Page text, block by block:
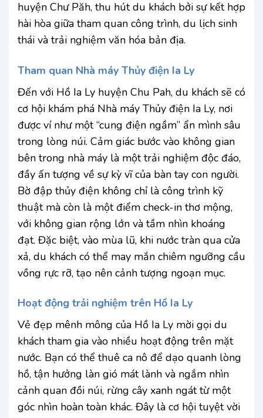
huyện Chư Păh, thu hút du khách bởi sự kết hợp
hài hòa giữa tham quan công trình, du lịch sinh
thái và trải nghiệm văn hóa bản địa.
Tham quan Nhà máy Thủy điện Ia Ly
Đến với Hồ Ia Ly huyện Chu Pah, du khách sẽ có
cơ hội khám phá Nhà máy Thủy điện Ia Ly, nơi
được ví như một “cung điện ngầm” ẩn mình sâu
trong lòng núi. Cảm giác bước vào không gian
bên trong nhà máy là một trải nghiệm độc đáo,
đầy ấn tượng về sự kỳ vĩ của bàn tay con người.
Bờ đập thủy điện không chỉ là công trình kỹ
thuật mà còn là một điểm check-in thơ mộng,
với không gian rộng lớn và tầm nhìn khoáng
đạt. Đặc biệt, vào mùa lũ, khi nước tràn qua cửa
xả, du khách có thể may mắn chiêm ngưỡng cầu
vồng rực rỡ, tạo nên cảnh tượng ngoạn mục.
Hoạt động trải nghiệm trên Hồ Ia Ly
Vẻ đẹp mênh mông của Hồ Ia Ly mời gọi du
khách tham gia vào nhiều hoạt động trên mặt
nước. Bạn có thể thuê ca nô để dạo quanh lòng
hồ, tận hưởng làn gió mát lành và ngắm nhìn
cảnh quan đồi núi, rừng cây xanh ngát từ một
góc nhìn hoàn toàn khác. Đây là cơ hội tuyệt vời